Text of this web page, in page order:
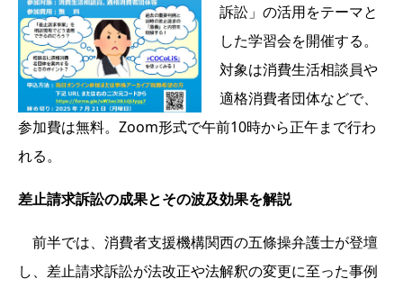
訴訟」の活用をテーマと
した学習会を開催する。
対象は消費生活相談員や
適格消費者団体などで、
参加費は無料。Zoom形式で午前10時から正午まで行わ
れる。
差止請求訴訟の成果とその波及効果を解説
前半では、消費者支援機構関西の五條操弁護士が登壇
し、差止請求訴訟が法改正や法解釈の変更に至った事例